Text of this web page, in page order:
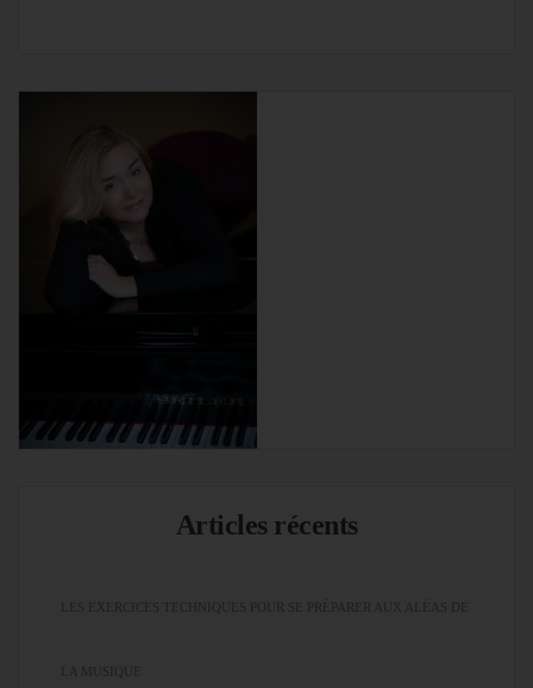
Articles récents
LES EXERCICES TECHNIQUES POUR SE PRÉPARER AUX ALÉAS DE
LA MUSIQUE